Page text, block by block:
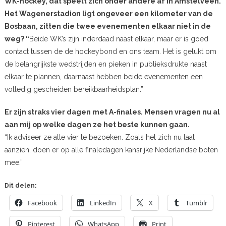
Het Wagenerstadion ligt ongeveer een kilometer van de
Bosbaan, zitten die twee evenementen elkaar niet in de
weg? “Beide WK’s zijn inderdaad naast elkaar, maar er is goed
contact tussen de de hockeybond en ons team. Het is gelukt om
de belangrijkste wedstrijden en pieken in publieksdrukte naast
elkaar te plannen, daarnaast hebben beide evenementen een
volledig gescheiden bereikbaarheidsplan.”
Er zijn straks vier dagen met A-finales. Mensen vragen nu al
aan mij op welke dagen ze het beste kunnen gaan.
“Ik adviseer ze alle vier te bezoeken. Zoals het zich nu laat
aanzien, doen er op alle finaledagen kansrijke Nederlandse boten
mee.”
Dit delen:
Facebook LinkedIn X Tumblr
Pinterest WhatsApp Print